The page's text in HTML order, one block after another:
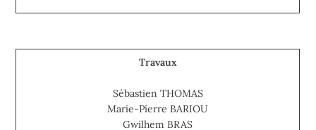
Travaux
Sébastien THOMAS
Marie-Pierre BARIOU
Gwilhem BRAS